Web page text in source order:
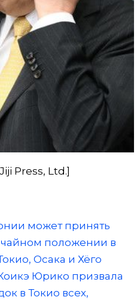
Press, Ltd.]
может принять
положении в
Осака и Хёго
Юрико призвала
в Токио всех,